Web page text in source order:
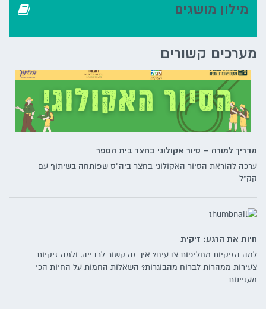
מילון מושגים
מערכים קשורים
מדריך למורה – סיור אקולוגי בחצר בית הספר
ערכה להוראת הסיור האקולוגי בחצר ביה"ס שפותחה בשיתוף עם
קק"ל
חיות את הרגע: זיקית
למה הזיקיות מחליפות צבעים? איך זה קשור לרבייה, ולמה זיקיות
צעירות ממהרות לברוח מהבוגרות? השאלות החמות על החיות הכי
מעניינות